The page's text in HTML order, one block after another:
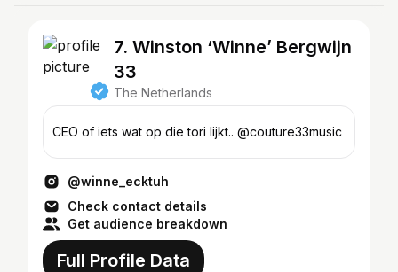
7. Winston ‘Winne’ Bergwijn
33
The Netherlands
CEO of iets wat op die tori lijkt.. @couture33music
@winne_ecktuh
Check contact details
Get audience breakdown
Full Profile Data